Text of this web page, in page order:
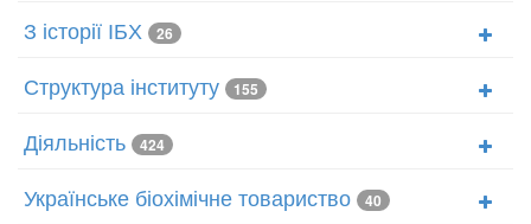
З історії ІБХ 26
Структура інституту 155
Діяльність 424
Українське біохімічне товариство 40